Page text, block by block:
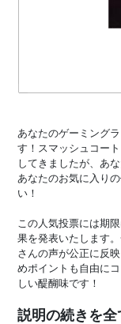
あなたのゲーミング
す！スマッシュコー
してきましたが、あ
あなたのお気に入り
い！
この人気投票には期
果を発表いたします
さんの声が公正に反
めポイントも自由に
しい醍醐味です！
説明の続きを全